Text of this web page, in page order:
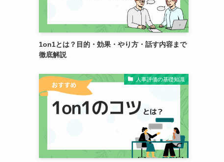
1on1とは？目的・効果・やり方・話す内容まで
徹底解説
人事評価の基礎知識